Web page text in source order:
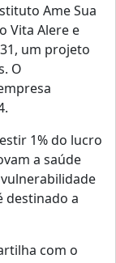
Ame Sua
Vita Alere e
um projeto
O
1% do lucro
a saúde
destinado a
com o